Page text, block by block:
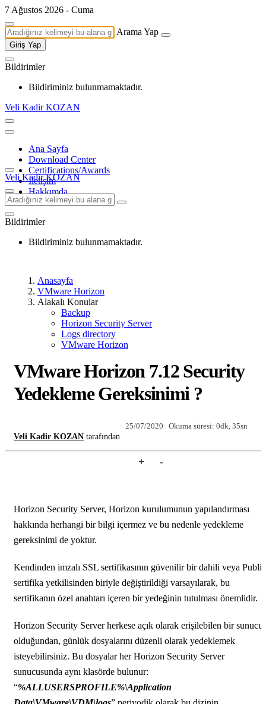
7 Ağustos 2026 - Cuma
Arama Yap
Giriş Yap
Bildirimler
Bildiriminiz bulunmamaktadır.
Veli Kadir KOZAN
Ana Sayfa
Download Center
Certifications/Awards
İletişim
Hakkımda
Veli Kadir KOZAN
Bildirimler
Bildiriminiz bulunmamaktadır.
Anasayfa
VMware Horizon
Alakalı Konular
Backup
Horizon Security Server
Logs directory
VMware Horizon
VMware Horizon 7.12 Security
Yedekleme Gereksinimi ?
Veli Kadir KOZAN tarafından
25/07/2020 Okuma süresi: 0dk, 35sn
+ -
Horizon Security Server, Horizon kurulumunun yapılandırması
hakkında herhangi bir bilgi içermez ve bu nedenle yedekleme
gereksinimi de yoktur.
Kendinden imzalı SSL sertifikasının güvenilir bir dahili veya Public
sertifika yetkilisinden biriyle değiştirildiği varsayılarak, bu
sertifikanın özel anahtarı içeren bir yedeğinin tutulması önemlidir.
Horizon Security Server herkese açık olarak erişilebilen bir sunucu
olduğundan, günlük dosyalarını düzenli olarak yedeklemek
isteyebilirsiniz. Bu dosyalar her Horizon Security Server
sunucusunda aynı klasörde bulunur:
“%ALLUSERSPROFILE%\Application